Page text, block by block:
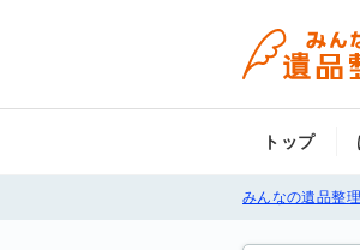
トップ
みんなの遺品整